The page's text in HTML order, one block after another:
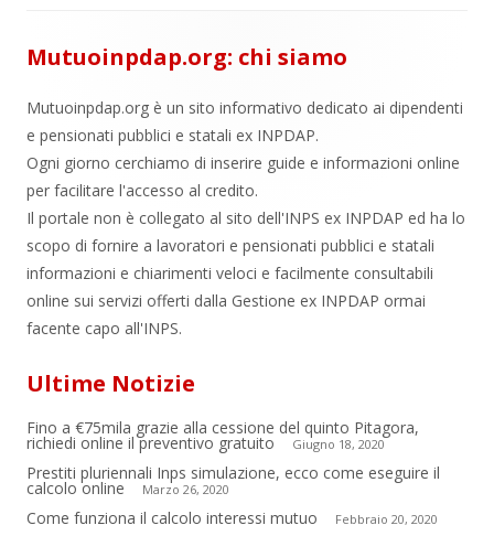
Mutuoinpdap.org: chi siamo
Mutuoinpdap.org è un sito informativo dedicato ai dipendenti
e pensionati pubblici e statali ex INPDAP.
Ogni giorno cerchiamo di inserire guide e informazioni online
per facilitare l'accesso al credito.
Il portale non è collegato al sito dell'INPS ex INPDAP ed ha lo
scopo di fornire a lavoratori e pensionati pubblici e statali
informazioni e chiarimenti veloci e facilmente consultabili
online sui servizi offerti dalla Gestione ex INPDAP ormai
facente capo all'INPS.
Ultime Notizie
Fino a €75mila grazie alla cessione del quinto Pitagora,
richiedi online il preventivo gratuito Giugno 18, 2020
Prestiti pluriennali Inps simulazione, ecco come eseguire il
calcolo online Marzo 26, 2020
Come funziona il calcolo interessi mutuo Febbraio 20, 2020